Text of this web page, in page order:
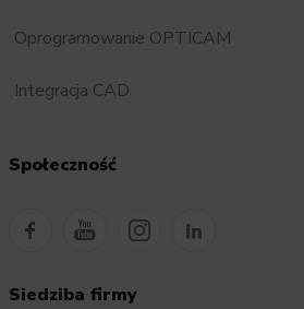
Oprogramowanie OPTICAM
Integracja CAD
Społeczność
Siedziba firmy